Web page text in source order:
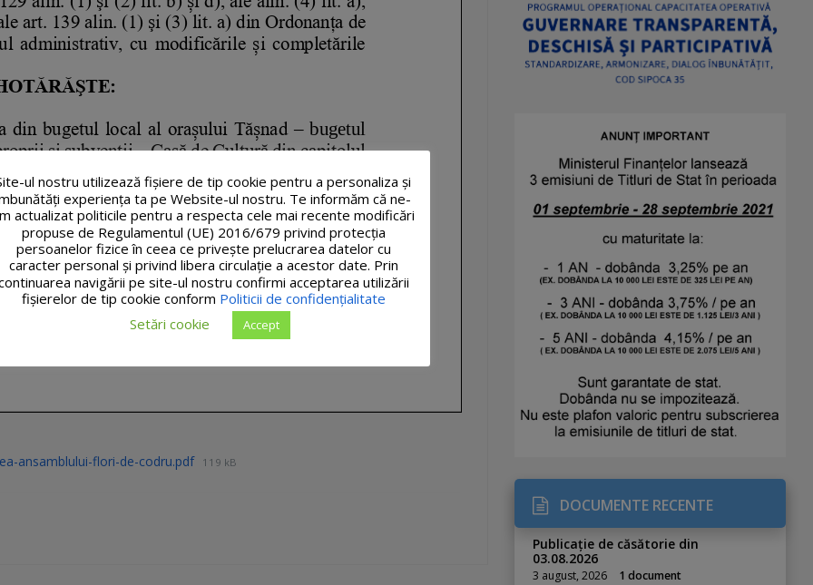
ansamblului-flori-de-codru.pdf 119 kB
DOCUMENTE RECENTE
Publicație de căsătorie din
03.08.2026
3 august, 2026 1 document
ul nostru utilizează fişiere de tip cookie pentru a personaliza și
experiența ta pe Website-ul nostru. Te informăm că ne-
actualizat politicile pentru a respecta cele mai recente modificări
propuse de Regulamentul (UE) 2016/679 privind protecția
persoanelor fizice în ceea ce privește prelucrarea datelor cu
caracter personal și privind libera circulație a acestor date. Prin
navigării pe site-ul nostru confirmi acceptarea utilizării
fişierelor de tip cookie conform Politicii de confidențialitate
Setări cookie
Accept